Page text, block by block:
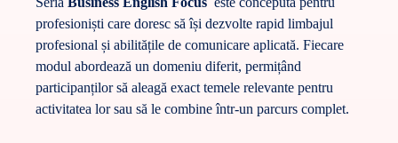
profesioniști care doresc să își dezvolte rapid limbajul
profesional și abilitățile de comunicare aplicată. Fiecare
modul abordează un domeniu diferit, permițând
participanților să aleagă exact temele relevante pentru
activitatea lor sau să le combine într-un parcurs complet.